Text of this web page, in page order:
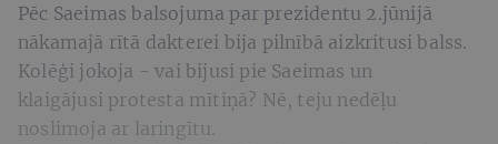
Pēc Saeimas balsojuma par prezidentu 2.jūnijā
nākamajā rītā dakterei bija pilnībā aizkritusi balss.
Kolēģi jokoja - vai bijusi pie Saeimas un
klaigājusi protesta mītiņā? Nē, teju nedēļu
noslimoja ar laringītu.